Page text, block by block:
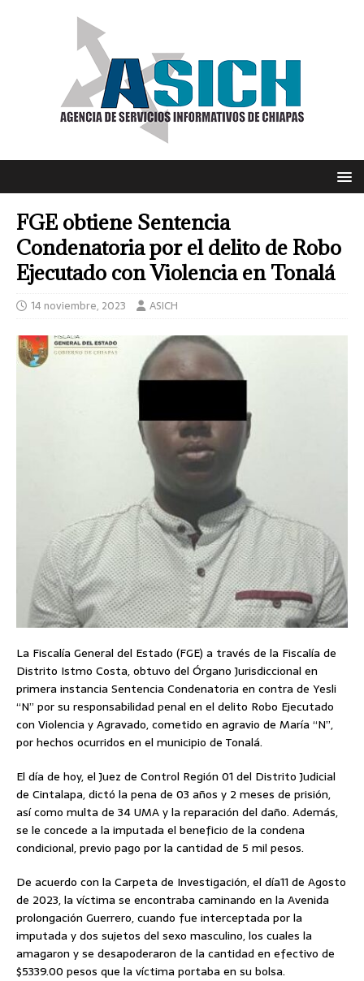
FGE obtiene Sentencia
Condenatoria por el delito de Robo
Ejecutado con Violencia en Tonalá
14 noviembre, 2023 ASICH
La Fiscalía General del Estado (FGE) a través de la Fiscalía de
Distrito Istmo Costa, obtuvo del Órgano Jurisdiccional en
primera instancia Sentencia Condenatoria en contra de Yesli
“N” por su responsabilidad penal en el delito Robo Ejecutado
con Violencia y Agravado, cometido en agravio de María “N”,
por hechos ocurridos en el municipio de Tonalá.
El día de hoy, el Juez de Control Región 01 del Distrito Judicial
de Cintalapa, dictó la pena de 03 años y 2 meses de prisión,
así como multa de 34 UMA y la reparación del daño. Además,
se le concede a la imputada el beneficio de la condena
condicional, previo pago por la cantidad de 5 mil pesos.
De acuerdo con la Carpeta de Investigación, el día11 de Agosto
de 2023, la víctima se encontraba caminando en la Avenida
prolongación Guerrero, cuando fue interceptada por la
imputada y dos sujetos del sexo masculino, los cuales la
amagaron y se desapoderaron de la cantidad en efectivo de
$5339.00 pesos que la víctima portaba en su bolsa.